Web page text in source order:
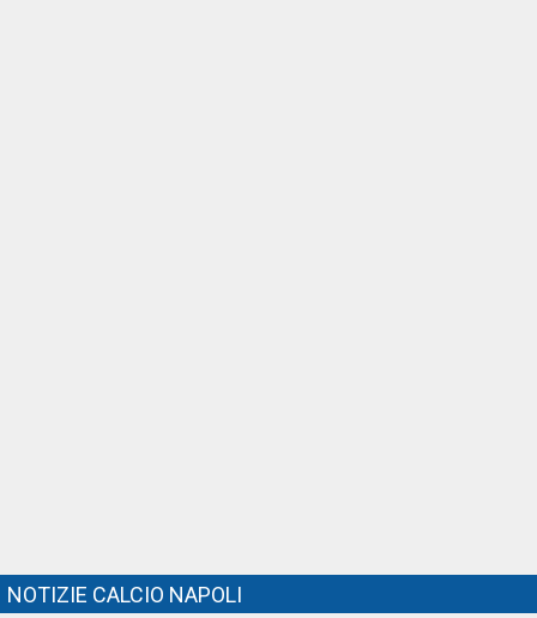
NOTIZIE CALCIO NAPOLI